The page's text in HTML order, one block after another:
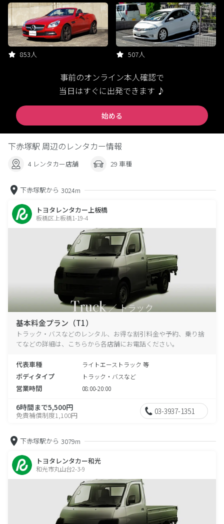
853人 507人
事前のオンライン本人確認で
当日はすぐに出発できます ♪
始める
下赤塚駅 周辺のレンタカー情報
4 レンタカー店舗 29 車種
下赤塚駅から 3024m
トヨタレンタカー上板橋
板橋区上板橋1-19-4
基本料金プラン（T1）
トラック・バスなどのレンタル、お得な割引料金や予約、乗り捨
てなどの詳細は、こちらから各店舗にお電話ください。
代表車種 ライトエーストラック 等
ボディタイプ トラック・バスなど
営業時間 08:00-20:00
6時間まで5,500円
免責補償制度1,100円 03-3937-1351
下赤塚駅から 3079m
トヨタレンタカー和光
和光市丸山台2-3-9